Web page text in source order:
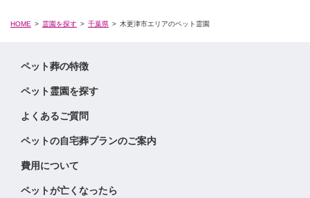
HOME 霊園を探す 千葉県 木更津市エリアのペット霊園
ペット葬の特徴
ペット霊園を探す
よくあるご質問
ペットの自宅葬プランのご案内
費用について
ペットが亡くなったら